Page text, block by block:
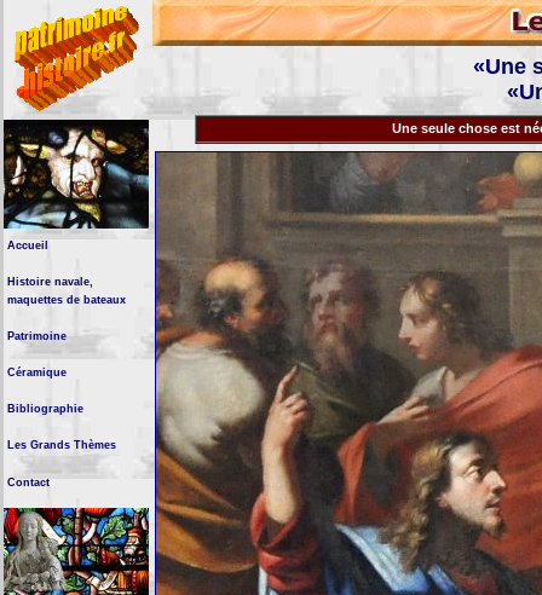
Accueil
Histoire navale,
maquettes de bateaux
Patrimoine
Céramique
Bibliographie
Les Grands Thèmes
Contact
«Une
Une seule chose est